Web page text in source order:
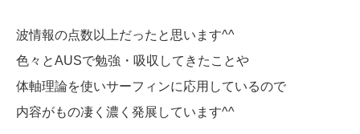
波情報の点数以上だったと思います^^
色々とAUSで勉強・吸収してきたことや
体軸理論を使いサーフィンに応用しているので
内容がもの凄く濃く発展しています^^